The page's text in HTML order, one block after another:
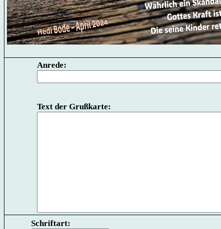
Anrede:
Text der Grußkarte:
Schriftart: